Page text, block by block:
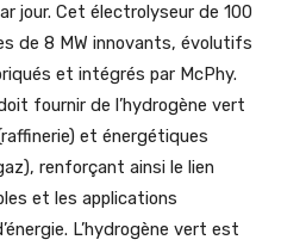
jour. Cet électrolyseur de 100
de 8 MW innovants, évolutifs
et intégrés par McPhy.
fournir de l’hydrogène vert
et énergétiques
renforçant ainsi le lien
et les applications
L’hydrogène vert est